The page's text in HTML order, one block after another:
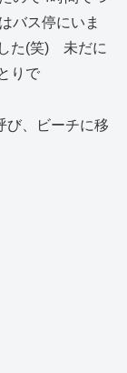
バス停にいま
た(笑) 未だに
りで
び、ビーチに移